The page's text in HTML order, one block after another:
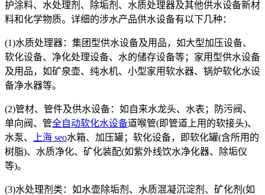
护涂料、水处理剂、除垢剂、水质处理器及其他供水设备新材
料和化学物质。详细的涉水产品供水设备有以下几种：
(1)水质处理器：集团型供水设备及用品，如大型加压设备、
软化设备、净化处理设备、水的储存设备等；家用型供水设备
及用品，如矿泉壶、纯水机、小型家用软水器、锅炉软化水设
备净水器等。
(2)管材、管件及供水设备：如自来水龙头、水表；防污阀、
单向阀、管全自动软化水设备道喉管(即管道上用的软接头)、
水泵、
上海 seo水箱、加压罐；软化设备，即软化罐(含所用的
树脂)、水质净化、矿化装配(如紫外线饮水净化器、除垢仪
等)。
(3)水处理剂类：如水壶除垢剂、水质混凝沉淀剂、矿化剂(如